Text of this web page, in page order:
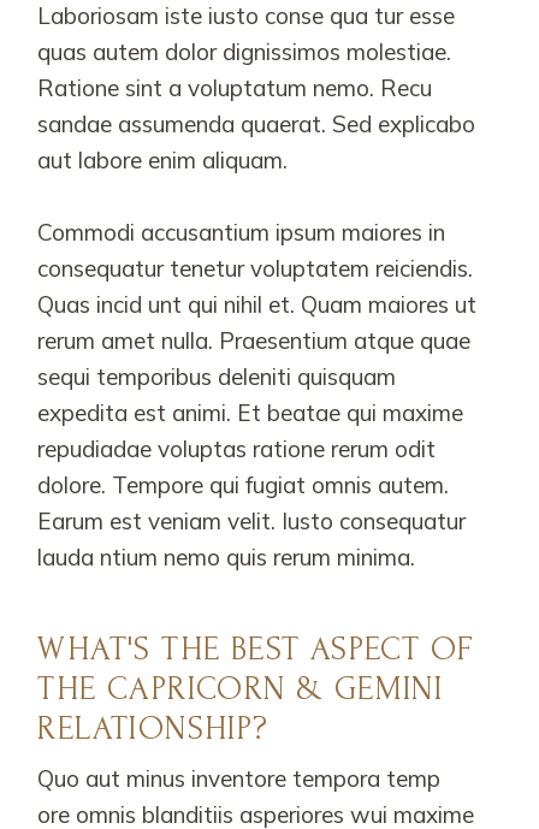
Laboriosam iste iusto conse qua tur esse
quas autem dolor dignissimos molestiae.
Ratione sint a voluptatum nemo. Recu
sandae assumenda quaerat. Sed explicabo
aut labore enim aliquam.
Commodi accusantium ipsum maiores in
consequatur tenetur voluptatem reiciendis.
Quas incid unt qui nihil et. Quam maiores ut
rerum amet nulla. Praesentium atque quae
sequi temporibus deleniti quisquam
expedita est animi. Et beatae qui maxime
repudiadae voluptas ratione rerum odit
dolore. Tempore qui fugiat omnis autem.
Earum est veniam velit. Iusto consequatur
lauda ntium nemo quis rerum minima.
WHAT'S THE BEST ASPECT OF
THE CAPRICORN & GEMINI
RELATIONSHIP?
Quo aut minus inventore tempora temp
ore omnis blanditiis asperiores wui maxime